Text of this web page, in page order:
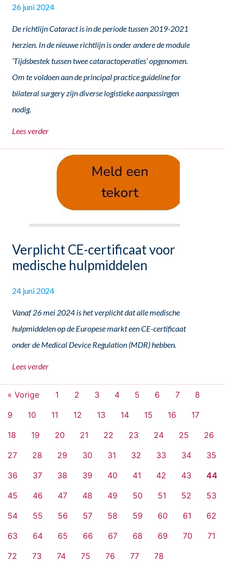
26 juni 2024
De richtlijn Cataract is in de periode tussen 2019-2021
herzien. In de nieuwe richtlijn is onder andere de module
‘Tijdsbestek tussen twee cataractoperaties’ opgenomen.
Om te voldoen aan de principal practice guideline for
bilateral surgery zijn diverse logistieke aanpassingen
nodig.
Lees verder
Verplicht CE-certificaat voor
medische hulpmiddelen
24 juni 2024
Vanaf 26 mei 2024 is het verplicht dat alle medische
hulpmiddelen op de Europese markt een CE-certificaat
onder de Medical Device Regulation (MDR) hebben.
Lees verder
« Vorige 1 2 3 4 5 6 7
8
9
10 11 12 13 14 15 16
17
18
19 20 21 22 23 24 25
26
27
28 29 30 31 32 33 34
35
36
37 38 39 40 41 42 43
44
45
46 47 48 49 50 51 52
53
54
55 56 57 58 59 60 61
62
63
64 65 66 67 68 69 70
71
72
73 74 75 76 77 78